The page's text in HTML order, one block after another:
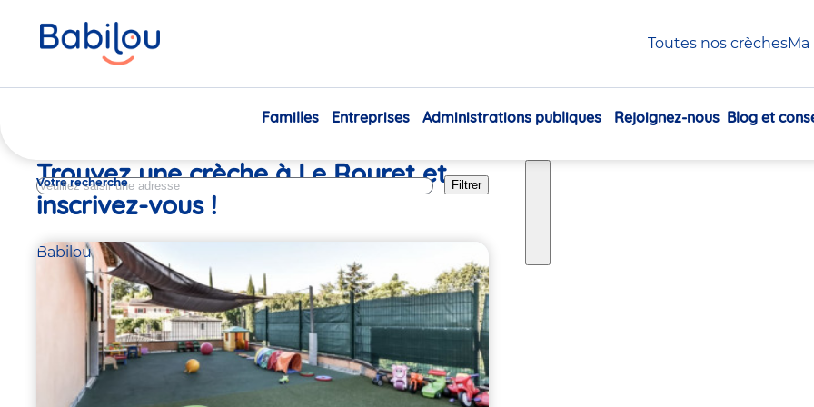
Toutes nos crèches
Navigation
Familles Entreprises Administrations publiques Rejoignez-nous Blog et
Vous
êtes
Accueil Trouver une crèche
Alpes Maritimes
Le Rouret
Votre recherche Filtrer
Trouvez une crèche à Le Rouret et
inscrivez-vous !
Babilou